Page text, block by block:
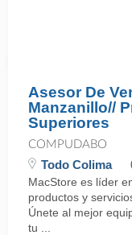
Asesor De
Manzanillo//
Superiores
COMPUDABO
Todo Colima
MacStore es líder
productos y
Únete al mejor
tu ...